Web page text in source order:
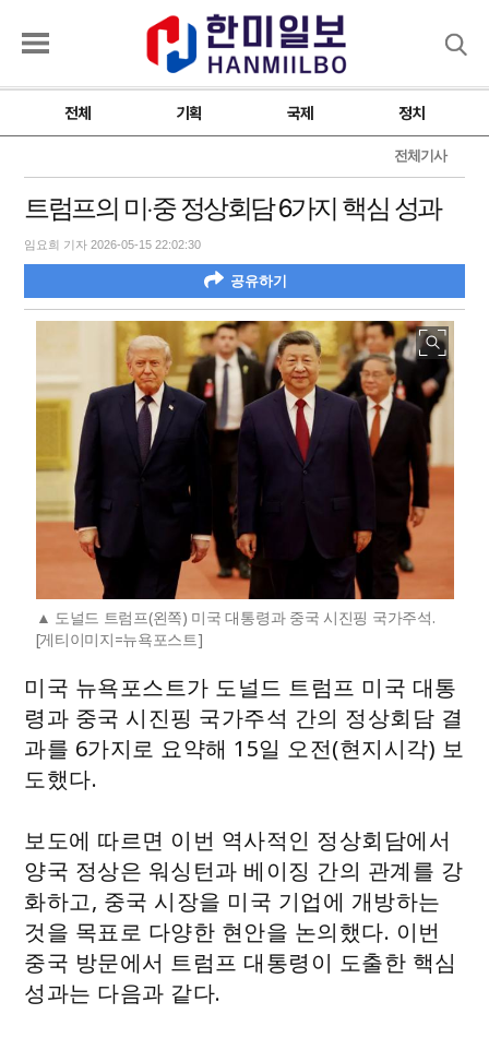
전체 기획 국제 정치
전체기사
트럼프의 미·중 정상회담 6가지 핵심 성과
임요희 기자 2026-05-15 22:02:30
공유하기
도널드 트럼프(왼쪽) 미국 대통령과 중국 시진핑 국가주석.
[게티이미지=뉴욕포스트]
미국 뉴욕포스트가 도널드 트럼프 미국 대통
령과 중국 시진핑 국가주석 간의 정상회담 결
과를 6가지로 요약해 15일 오전(현지시각) 보
도했다.
보도에 따르면 이번 역사적인 정상회담에서
양국 정상은 워싱턴과 베이징 간의 관계를 강
화하고, 중국 시장을 미국 기업에 개방하는
것을 목표로 다양한 현안을 논의했다. 이번
중국 방문에서 트럼프 대통령이 도출한 핵심
성과는 다음과 같다.